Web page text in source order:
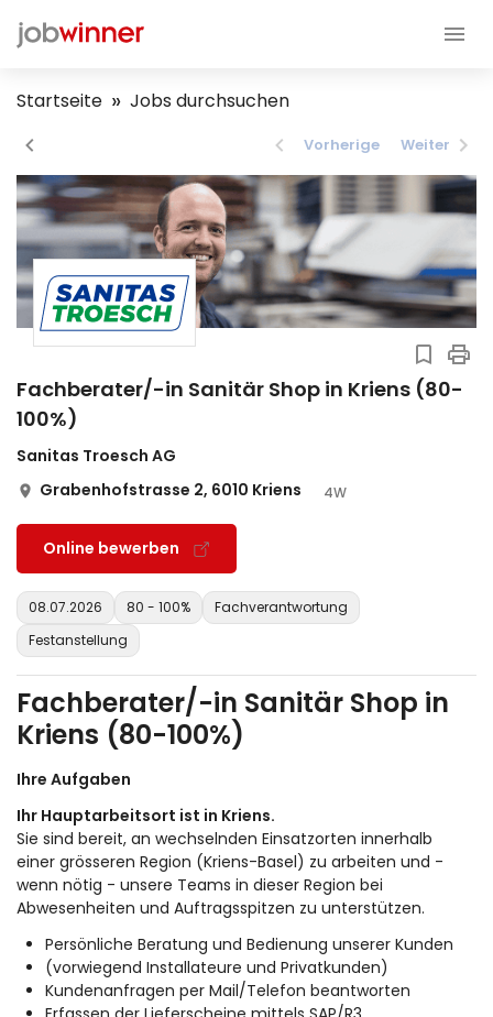
Startseite Jobs durchsuchen
Vorherige Weiter
Fachberater/-in Sanitär Shop in Kriens (80-
100%)
Sanitas Troesch AG
Grabenhofstrasse 2, 6010 Kriens
4W
Online bewerben
08.07.2026 80 - 100%
Fachverantwortung
Festanstellung
Fachberater/-in Sanitär Shop in
Kriens (80-100%)
Ihre Aufgaben
Ihr Hauptarbeitsort ist in Kriens.
Sie sind bereit, an wechselnden Einsatzorten innerhalb
einer grösseren Region (Kriens-Basel) zu arbeiten und -
wenn nötig - unsere Teams in dieser Region bei
Abwesenheiten und Auftragsspitzen zu unterstützen.
Persönliche Beratung und Bedienung unserer Kunden
(vorwiegend Installateure und Privatkunden)
Kundenanfragen per Mail/Telefon beantworten